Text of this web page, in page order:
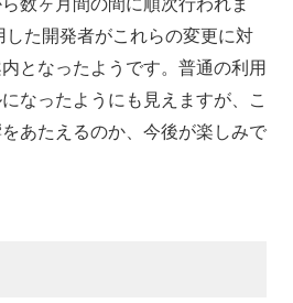
た開発者がこれらの変更に対
となったようです。普通の利用
なったようにも見えますが、こ
あたえるのか、今後が楽しみで